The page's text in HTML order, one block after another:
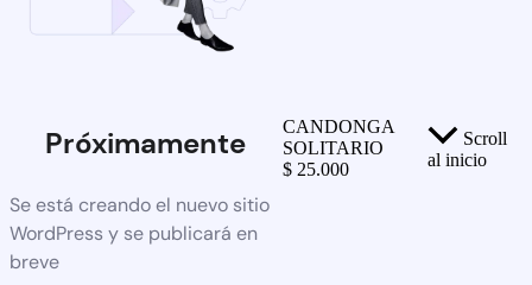
Próximamente
Se está creando el nuevo sitio
WordPress y se publicará en
breve
CANDONGA
SOLITARIO
$25.000
Scroll
al inicio